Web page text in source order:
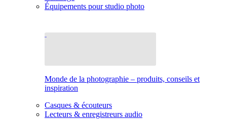
Équipements pour studio photo
Monde de la photographie – produits, conseils et
inspiration
Casques & écouteurs
Lecteurs & enregistreurs audio